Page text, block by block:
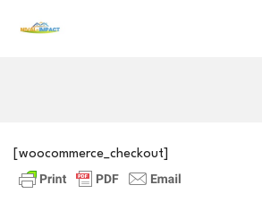
[woocommerce_checkout]